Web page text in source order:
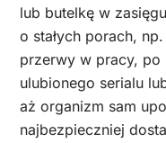
lub butelkę w
o stałych porach,
przerwy w pracy, po
ulubionego serialu
aż organizm sam
najbezpieczniej